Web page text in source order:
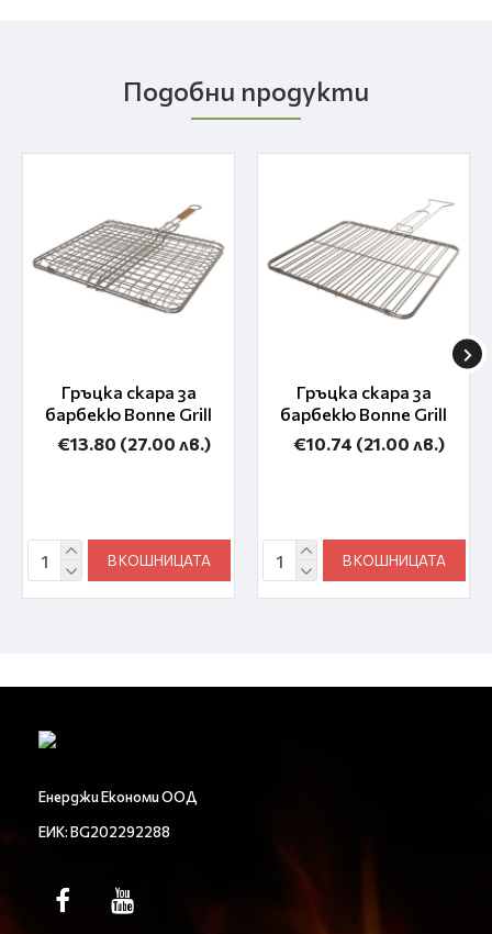
Подобни продукти
Гръцка скара за
барбекю Bonne Grill
€13.80 (27.00 лв.)
В КОШНИЦАТА
Гръцка скара за
барбекю Bonne Grill
€10.74 (21.00 лв.)
В КОШНИЦАТА
Енерджи Економи ООД
ЕИК: BG202292288